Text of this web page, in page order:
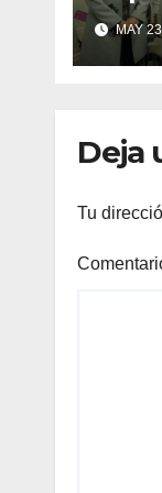
MAY
Deja
Tu